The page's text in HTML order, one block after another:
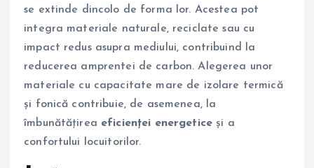
se extinde dincolo de forma lor. Acestea pot
integra materiale naturale, reciclate sau cu
impact redus asupra mediului, contribuind la
reducerea amprentei de carbon. Alegerea unor
materiale cu capacitate mare de izolare termică
și fonică contribuie, de asemenea, la
îmbunătățirea eficienței energetice și a
confortului locuitorilor.